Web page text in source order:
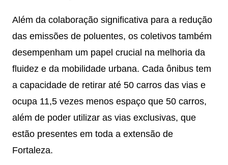
Além da colaboração significativa para a redução
das emissões de poluentes, os coletivos também
desempenham um papel crucial na melhoria da
fluidez e da mobilidade urbana. Cada ônibus tem
a capacidade de retirar até 50 carros das vias e
ocupa 11,5 vezes menos espaço que 50 carros,
além de poder utilizar as vias exclusivas, que
estão presentes em toda a extensão de
Fortaleza.